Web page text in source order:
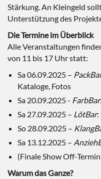
Stärkung. An Kleingeld
Unterstützung des
Die Termine im Überblick
Alle Veranstaltungen
von 11 bis 17 Uhr statt:
Sa 06.09.2025 –
Kataloge, Fotos
Sa 20.09.2025 - FarbBar
Sa 27.09.2025 – LötBar:
So 28.09.2025 –
Sa 13.12.2025 –
(Finale Show Off-
Warum das Ganze?